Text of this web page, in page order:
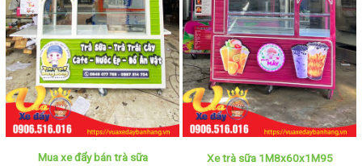
Mua xe đẩy bán trà sữa
Xe trà sữa 1M8x60x1M95